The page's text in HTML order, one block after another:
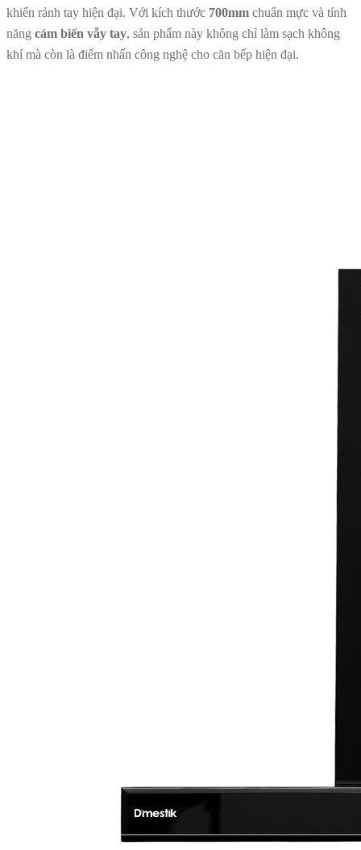
khiển rảnh tay hiện đại. Với kích thước 700mm chuẩn mực và tính
năng cảm biến vẫy tay, sản phẩm này không chỉ làm sạch không
khí mà còn là điểm nhấn công nghệ cho căn bếp hiện đại.